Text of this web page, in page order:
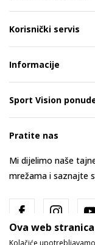
Korisnički servis
Informacije
Sport Vision
Pratite nas
Mi dijelimo naše
mrežama i saznajte
Ova web
Kolačiće